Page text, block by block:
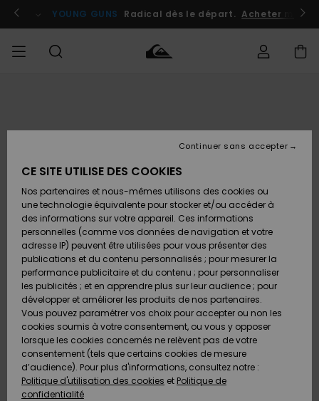
l'information
le
Se connecter / s'inscrire
YOUNG GUNS Radical dès le départ. Acheter
Chaussures
& Tongs
Surf
Snow
Nouveautés
Chaussures
& Tongs
Surf
Snow
Nouveautés
FEMME
A
Découvrir
Snow
SURF
Surf
Shop
Enfant
Highlights
Communauté
SNOW
Snow
Shop
Enfant
Snow
Shop
Femme
A
Découvrir
Communauté
OUTLET
Enfant
Outlet
Femme
AIDE &
CONTACT
Retours
Paiement
Carte
Cadeau
Quiksilver
Freedom
Protection
des
MAGASINS
CE SITE UTILISE DES COOKIES
Nos partenaires et nous-mêmes utilisons des cookies ou
une technologie équivalente pour stocker et/ou accéder à
des informations sur votre appareil. Ces informations
personnelles (comme vos données de navigation et votre
adresse IP) peuvent être utilisées pour vous présenter des
publications et du contenu personnalisés ; pour mesurer la
performance publicitaire et du contenu ; pour personnaliser
les publicités ; et en apprendre plus sur leur audience ; pour
développer et améliorer les produits de nos partenaires.
Vous pouvez paramétrer vos choix pour accepter ou non les
cookies soumis à votre consentement, ou vous y opposer
lorsque les cookies concernés ne relèvent pas de votre
consentement (tels que certains cookies de mesure
d’audience). Pour plus d'informations, consultez notre :
Politique d'utilisation des cookies et Politique de
confidentialité
Continuer sans accepter